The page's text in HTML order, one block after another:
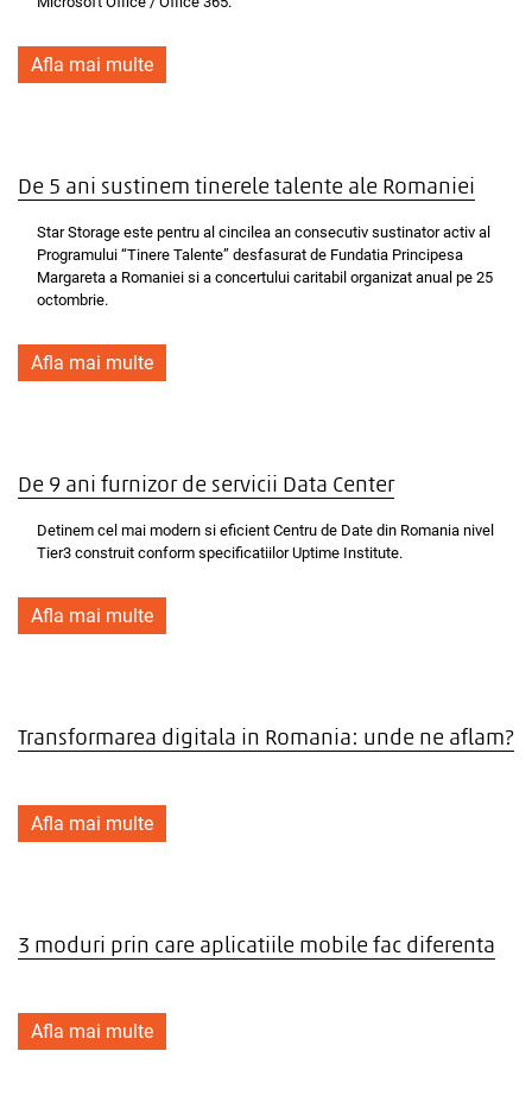
Afla mai multe
De 5 ani sustinem tinerele talente ale Romaniei
Star Storage este pentru al cincilea an consecutiv sustinator activ al
Programului “Tinere Talente” desfasurat de Fundatia Principesa
Margareta a Romaniei si a concertului caritabil organizat anual pe 25
octombrie.
Afla mai multe
De 9 ani furnizor de servicii Data Center
Detinem cel mai modern si eficient Centru de Date din Romania nivel
Tier3 construit conform specificatiilor Uptime Institute.
Afla mai multe
Transformarea digitala in Romania: unde ne aflam?
Afla mai multe
3 moduri prin care aplicatiile mobile fac diferenta
Afla mai multe